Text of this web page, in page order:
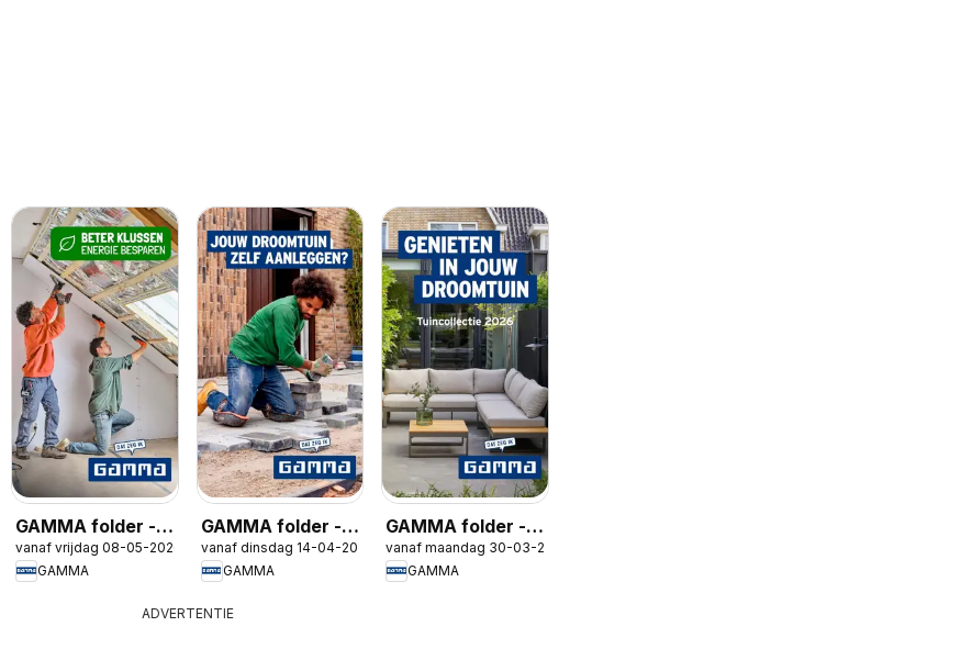
GAMMA folder -
Isolatiespecial
vanaf vrijdag 08-05-2026
GAMMA
GAMMA folder -
Gereedschap
Special
vanaf dinsdag 14-04-2026
GAMMA
GAMMA folder -
Tuinmeubelen
special
vanaf maandag 30-03-2026
GAMMA
ADVERTENTIE